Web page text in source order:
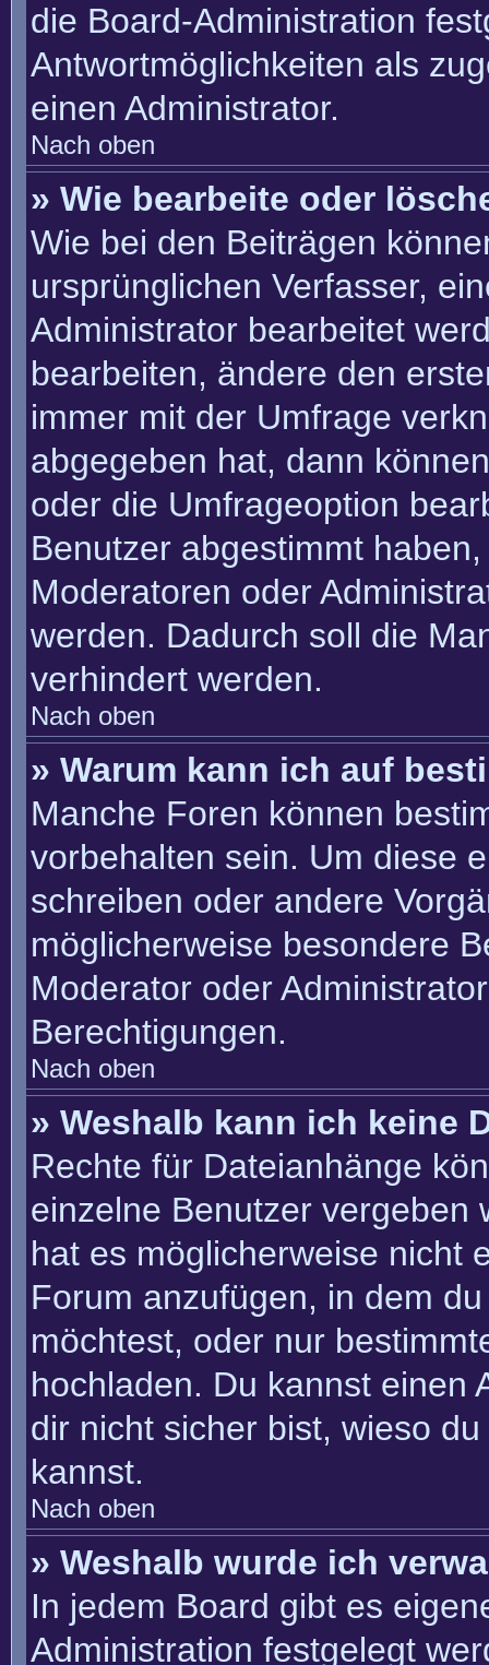
die Board-Administration
Antwortmöglichkeiten als
einen Administrator.
Nach oben
» Wie bearbeite oder
Wie bei den Beiträgen
ursprünglichen Verfasser,
Administrator bearbeitet
bearbeiten, ändere den
immer mit der Umfrage
abgegeben hat, dann
oder die Umfrageoption
Benutzer abgestimmt
Moderatoren oder
werden. Dadurch soll die
verhindert werden.
Nach oben
» Warum kann ich auf
Manche Foren können
vorbehalten sein. Um diese
schreiben oder andere
möglicherweise besondere
Moderator oder
Berechtigungen.
Nach oben
» Weshalb kann ich keine
Rechte für Dateianhänge
einzelne Benutzer vergeben
hat es möglicherweise nicht
Forum anzufügen, in dem
möchtest, oder nur
hochladen. Du kannst einen
dir nicht sicher bist, wieso
kannst.
Nach oben
» Weshalb wurde ich
In jedem Board gibt es
Administration festgelegt